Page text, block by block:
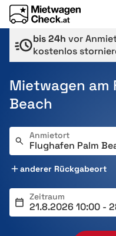
bis 24h vor
kostenlos
Mietwagen am
Beach
Anmietort
anderer Rückgabeort
Zeitraum